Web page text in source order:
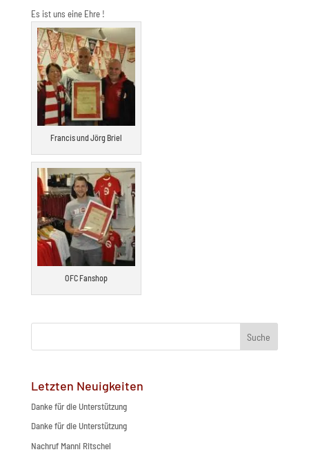
Es ist uns eine Ehre !
Francis und Jörg Briel
OFC Fanshop
Suche
Letzten Neuigkeiten
Danke für die Unterstützung
Danke für die Unterstützung
Nachruf Manni Ritschel